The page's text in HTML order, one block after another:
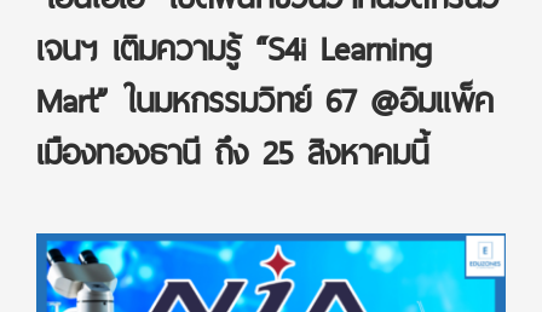
เจนฯ เติมความรู้ “S4i Learning
Mart” ในมหกรรมวิทย์ 67 @อิมแพ็ค
เมืองทองธานี ถึง 25 สิงหาคมนี้